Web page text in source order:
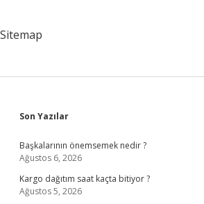
Sitemap
Sidebar
Son Yazılar
Başkalarının önemsemek nedir ?
Ağustos 6, 2026
Kargo dağıtım saat kaçta bitiyor ?
Ağustos 5, 2026